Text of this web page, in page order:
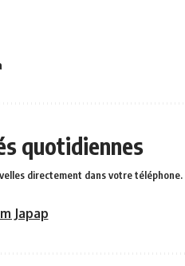
quotidiennes
directement dans votre téléphone.
Japap